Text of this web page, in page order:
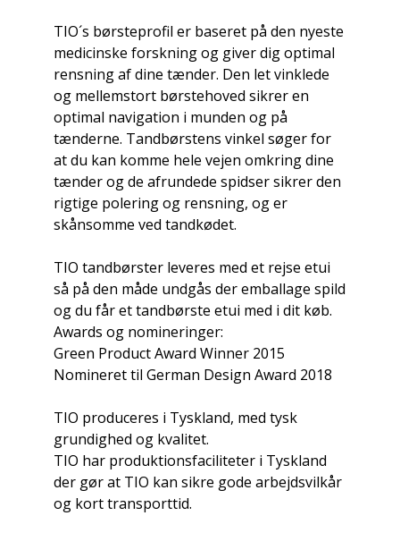
TIO´s børsteprofil er baseret på den nyeste
medicinske forskning og giver dig optimal
rensning af dine tænder. Den let vinklede
og mellemstort børstehoved sikrer en
optimal navigation i munden og på
tænderne. Tandbørstens vinkel søger for
at du kan komme hele vejen omkring dine
tænder og de afrundede spidser sikrer den
rigtige polering og rensning, og er
skånsomme ved tandkødet.
TIO tandbørster leveres med et rejse etui
så på den måde undgås der emballage spild
og du får et tandbørste etui med i dit køb.
Awards og nomineringer:
Green Product Award Winner 2015
Nomineret til German Design Award 2018
TIO produceres i Tyskland, med tysk
grundighed og kvalitet.
TIO har produktionsfaciliteter i Tyskland
der gør at TIO kan sikre gode arbejdsvilkår
og kort transporttid.